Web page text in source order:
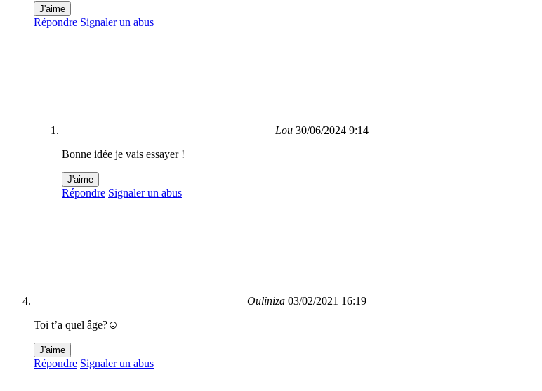
J'aime
Répondre Signaler un abus
Lou 30/06/2024 9:14
Bonne idée je vais essayer !
J'aime
Répondre Signaler un abus
Ouliniza 03/02/2021 16:19
Toi t’a quel âge?☺️
J'aime
Répondre Signaler un abus